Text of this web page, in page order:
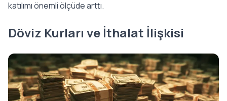
katılımı önemli ölçüde arttı.
Döviz Kurları ve İthalat İlişkisi